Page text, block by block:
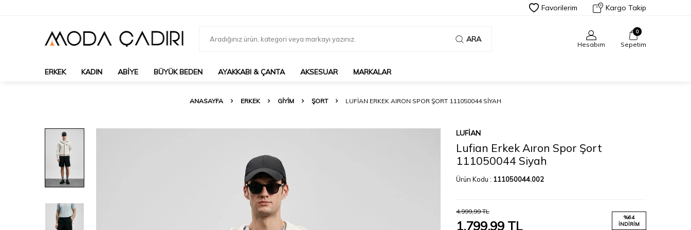
Favorilerim Kargo Takip
ARA
Hesabım
0
Sepetim
ERKEK KADIN ABIYE BÜYÜK BEDEN AYAKKABI & ÇANTA AKSESUAR MARKALAR
ANASAYFA ERKEK GIYIM ŞORT LUFIAN ERKEK AIRON SPOR ŞORT 111050044 SIYAH
LUFIAN
Lufian Erkek Aıron Spor Şort
111050044 Siyah
Ürün Kodu : 111050044.002
4.999,99TL
1.799,99 TL
%64
İNDIRIM